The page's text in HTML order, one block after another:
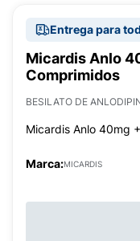
Entrega para
Micardis Anlo
Comprimidos
BESILATO DE
Micardis Anlo 40mg
Marca:MICARDIS